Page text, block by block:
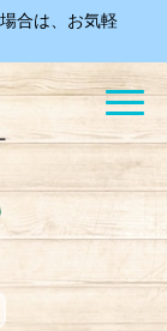
合は、お気軽